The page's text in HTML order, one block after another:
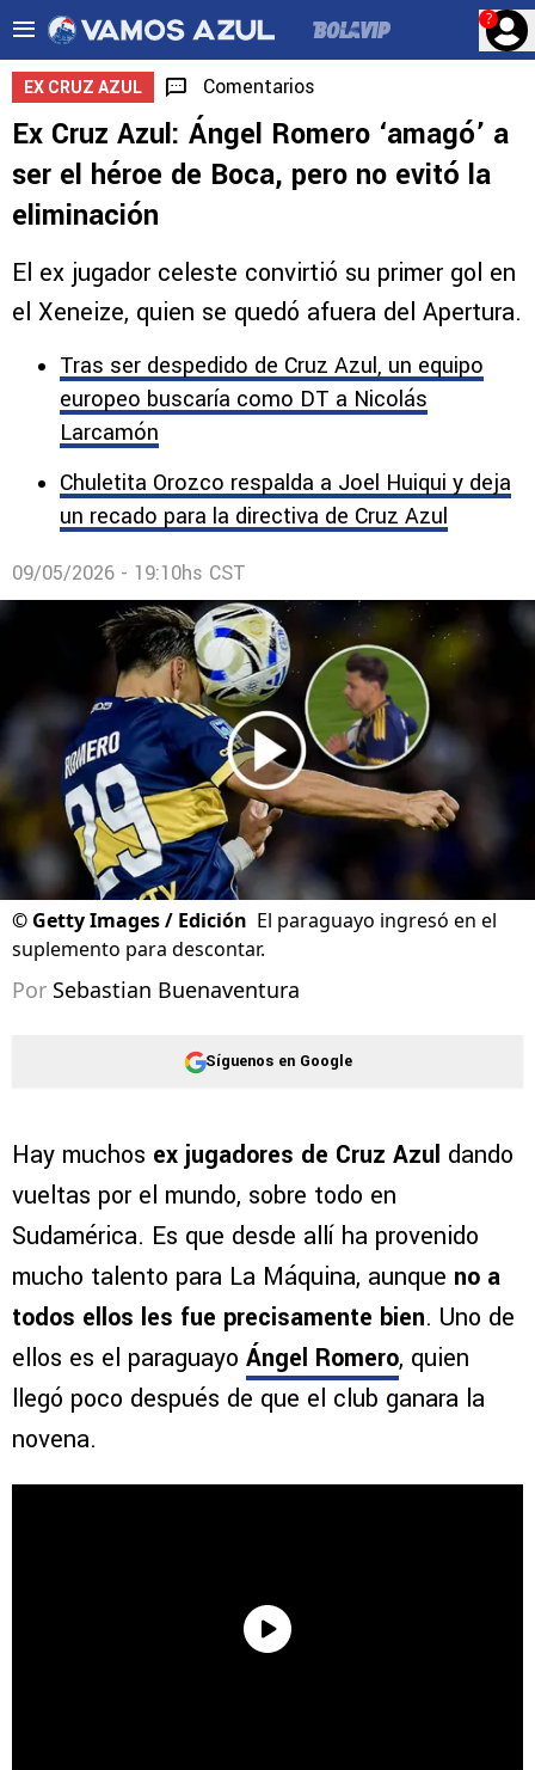
?
EX CRUZ AZUL Comentarios
Ex Cruz Azul: Ángel Romero ‘amagó’ a
ser el héroe de Boca, pero no evitó la
eliminación
El ex jugador celeste convirtió su primer gol en
el Xeneize, quien se quedó afuera del Apertura.
Tras ser despedido de Cruz Azul, un equipo
europeo buscaría como DT a Nicolás
Larcamón
Chuletita Orozco respalda a Joel Huiqui y deja
un recado para la directiva de Cruz Azul
09/05/2026 - 19:10hs CST
© Getty Images / Edición El paraguayo ingresó en el
suplemento para descontar.
Por Sebastian Buenaventura
Síguenos en Google
Hay muchos ex jugadores de Cruz Azul dando
vueltas por el mundo, sobre todo en
Sudamérica. Es que desde allí ha provenido
mucho talento para La Máquina, aunque no a
todos ellos les fue precisamente bien. Uno de
ellos es el paraguayo Ángel Romero, quien
llegó poco después de que el club ganara la
novena.